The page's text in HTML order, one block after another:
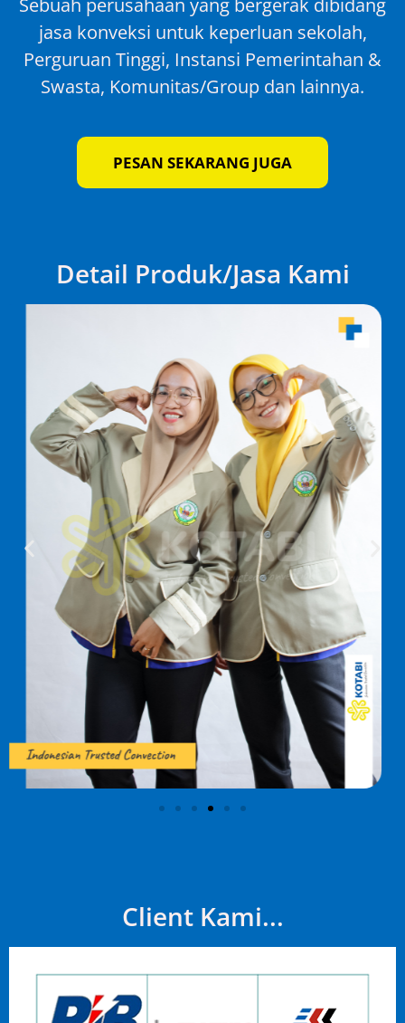
Sebuah perusahaan yang bergerak dibidang
jasa konveksi untuk keperluan sekolah,
Perguruan Tinggi, Instansi Pemerintahan &
Swasta, Komunitas/Group dan lainnya.
PESAN SEKARANG JUGA
Detail Produk/Jasa Kami
Client Kami...